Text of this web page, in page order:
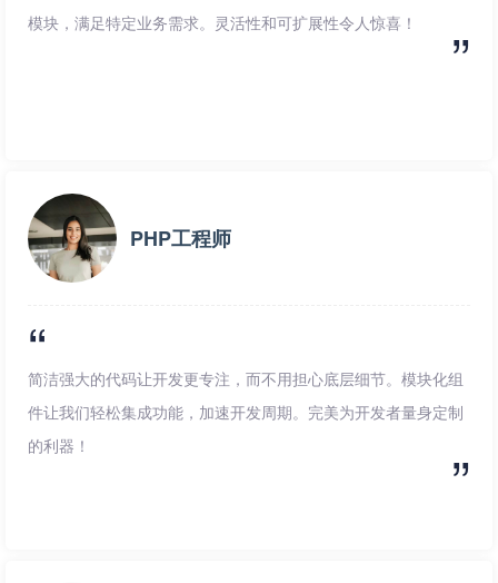
模块，满足特定业务需求。灵活性和可扩展性令人惊喜！
PHP工程师
简洁强大的代码让开发更专注，而不用担心底层细节。模块化组
件让我们轻松集成功能，加速开发周期。完美为开发者量身定制
的利器！